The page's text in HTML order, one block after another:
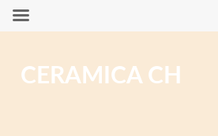
CERAMICA CH